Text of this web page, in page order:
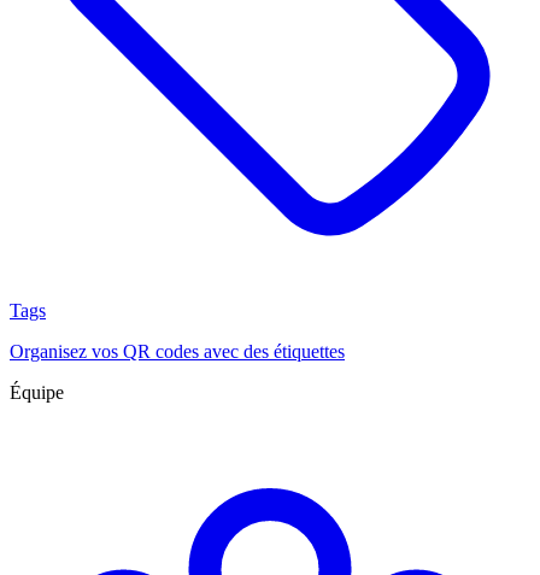
Tags
Organisez vos QR codes avec des étiquettes
Équipe